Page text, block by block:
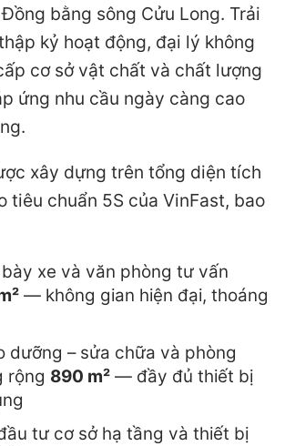
bằng sông Cửu Long. Trải
kỷ hoạt động, đại lý không
cơ sở vật chất và chất lượng
ứng nhu cầu ngày càng cao
xây dựng trên tổng diện tích
tiêu chuẩn 5S của VinFast, bao
xe và văn phòng tư vấn
— không gian hiện đại, thoáng
dưỡng – sửa chữa và phòng
rộng 890 m² — đầy đủ thiết bị
tư cơ sở hạ tầng và thiết bị